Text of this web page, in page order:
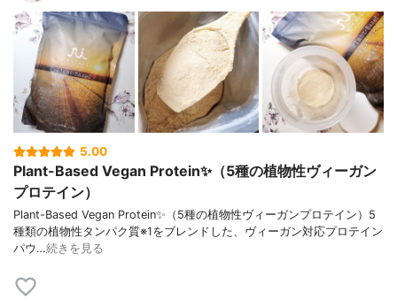
5.00
Plant-Based Vegan Protein✨（5種の植物性ヴィーガン
プロテイン）
Plant-Based Vegan Protein✨（5種の植物性ヴィーガンプロテイン）5
種類の植物性タンパク質※1をブレンドした、ヴィーガン対応プロテイン
パウ…続きを見る